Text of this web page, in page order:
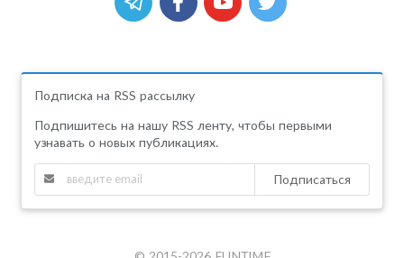
Подписка на RSS рассылку
Подпишитесь на нашу RSS ленту, чтобы первыми
узнавать о новых публикациях.
Подписаться